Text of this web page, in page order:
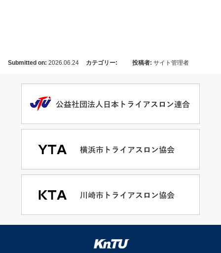
Submitted on: 2026.06.24 カテゴリー: 投稿者: サイト管理者